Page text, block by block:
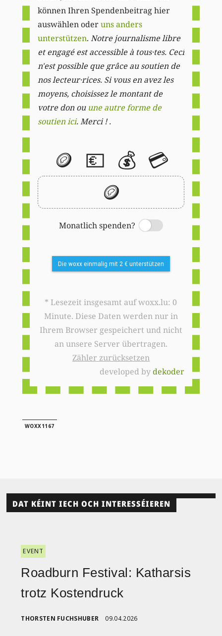
können Ihren Spendenbeitrag hier
auswählen oderuns anders
unterstützen. Notre journalisme libre
et engagé est accessible à tous·tes. Ceci
n'est possible que grâce au soutien de
nos lecteur·rices. Si vous en avez les
moyens, choisissez le montant de
votre don ou une autre forme de
soutien ici. Merci ! .
🪙 💶 💰 💳
🪙
Monatlich spenden?
Switch
Die woxx einmalig mit 2 € unterstützen
* Lesezeit insgesamt auf woxx.lu: 0
Minute. Diese Daten werden nur in
Ihrem Browser gespeichert und nicht
an unsere Server übertragen.
Zähler zurücksetzen
developed bydekoder
WOXX1167
DAT KÉINT IECH OCH INTERESSÉIEREN
EVENT
Roadburn Festival: Katharsis
trotz Kostendruck
THORSTEN FUCHSHUBER 09.04.2026